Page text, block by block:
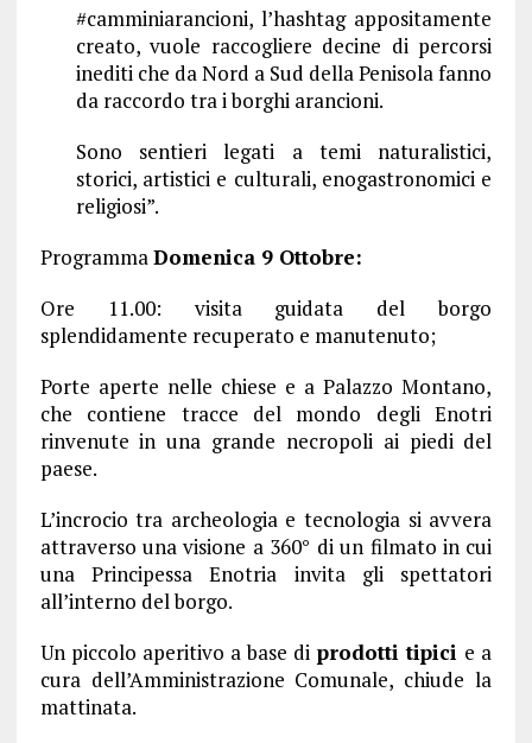
#camminiarancioni, l’hashtag appositamente
creato, vuole raccogliere decine di percorsi
inediti che da Nord a Sud della Penisola fanno
da raccordo tra i borghi arancioni.
Sono sentieri legati a temi naturalistici,
storici, artistici e culturali, enogastronomici e
religiosi”.
ProgrammaDomenica 9 Ottobre:
Ore 11.00: visita guidata del borgo
splendidamente recuperato e manutenuto;
Porte aperte nelle chiese e a Palazzo Montano,
che contiene tracce del mondo degli Enotri
rinvenute in una grande necropoli ai piedi del
paese.
L’incrocio tra archeologia e tecnologia si avvera
attraverso una visione a 360° di un filmato in cui
una Principessa Enotria invita gli spettatori
all’interno del borgo.
Un piccolo aperitivo a base di prodotti tipici e a
cura dell’Amministrazione Comunale, chiude la
mattinata.